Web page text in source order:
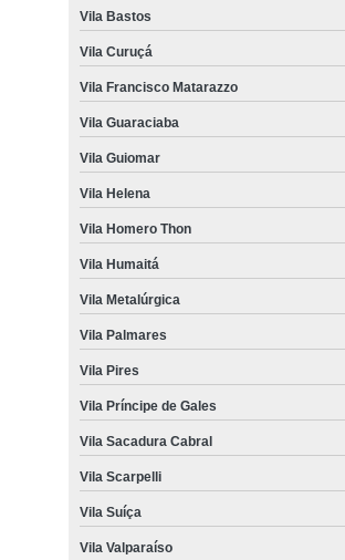
Vila Bastos
Vila Curuçá
Vila Francisco Matarazzo
Vila Guaraciaba
Vila Guiomar
Vila Helena
Vila Homero Thon
Vila Humaitá
Vila Metalúrgica
Vila Palmares
Vila Pires
Vila Príncipe de Gales
Vila Sacadura Cabral
Vila Scarpelli
Vila Suíça
Vila Valparaíso